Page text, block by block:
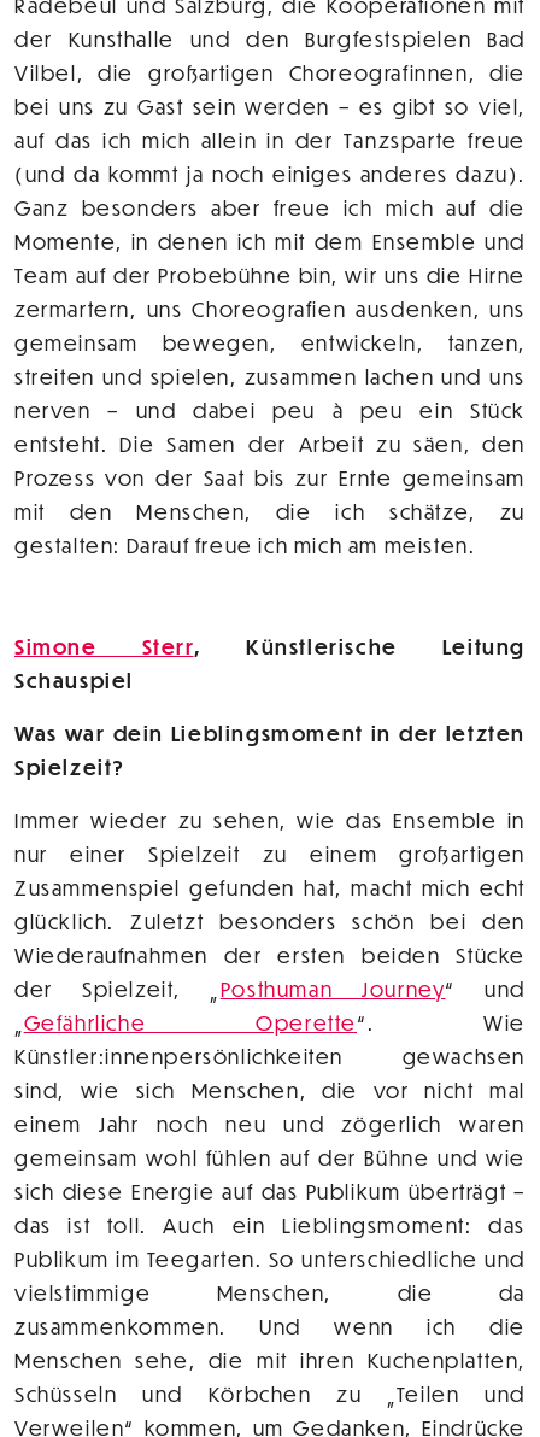
Radebeul und Salzburg, die Kooperationen mit
der Kunsthalle und den Burgfestspielen Bad
Vilbel, die großartigen Choreografinnen, die
bei uns zu Gast sein werden – es gibt so viel,
auf das ich mich allein in der Tanzsparte freue
(und da kommt ja noch einiges anderes dazu).
Ganz besonders aber freue ich mich auf die
Momente, in denen ich mit dem Ensemble und
Team auf der Probebühne bin, wir uns die Hirne
zermartern, uns Choreografien ausdenken, uns
gemeinsam bewegen, entwickeln, tanzen,
streiten und spielen, zusammen lachen und uns
nerven – und dabei peu à peu ein Stück
entsteht. Die Samen der Arbeit zu säen, den
Prozess von der Saat bis zur Ernte gemeinsam
mit den Menschen, die ich schätze, zu
gestalten: Darauf freue ich mich am meisten.
Simone Sterr, Künstlerische Leitung
Schauspiel
Was war dein Lieblingsmoment in der letzten
Spielzeit?
Immer wieder zu sehen, wie das Ensemble in
nur einer Spielzeit zu einem großartigen
Zusammenspiel gefunden hat, macht mich echt
glücklich. Zuletzt besonders schön bei den
Wiederaufnahmen der ersten beiden Stücke
der Spielzeit, „ Posthuman Journey“ und
Gefährliche Operette“. Wie
Künstler:innenpersönlichkeiten gewachsen
sind, wie sich Menschen, die vor nicht mal
einem Jahr noch neu und zögerlich waren
gemeinsam wohl fühlen auf der Bühne und wie
sich diese Energie auf das Publikum überträgt –
das ist toll. Auch ein Lieblingsmoment: das
Publikum im Teegarten. So unterschiedliche und
vielstimmige Menschen, die da
zusammenkommen. Und wenn ich die
Menschen sehe, die mit ihren Kuchenplatten,
Schüsseln und Körbchen zu „Teilen und
Verweilen“ kommen, um Gedanken, Eindrücke